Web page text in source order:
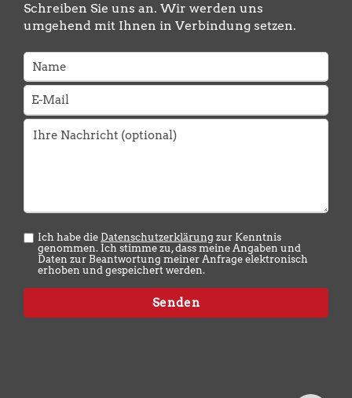
Schreiben Sie uns an. Wir werden uns
umgehend mit Ihnen in Verbindung setzen.
Ich habe die Datenschutzerklärung zur Kenntnis
genommen. Ich stimme zu, dass meine Angaben und
Daten zur Beantwortung meiner Anfrage elektronisch
erhoben und gespeichert werden.